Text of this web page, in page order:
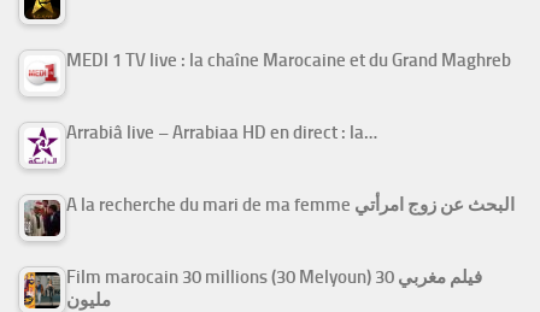
MEDI 1 TV live : la chaîne Marocaine et du Grand Maghreb
Arrabiâ live – Arrabiaa HD en direct : la…
A la recherche du mari de ma femme البحث عن زوج امرأتي
Film marocain 30 millions (30 Melyoun) فيلم مغربي 30
مليون